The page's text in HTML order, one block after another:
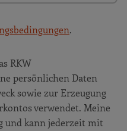
.
RKW
persönlichen Daten
sowie zur Erzeugung
verwendet. Meine
kann jederzeit mit